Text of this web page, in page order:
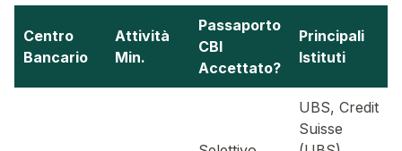
Centro
Bancario
Attività
Min.
Passaporto
CBI
Accettato?
Principali
Istituti
UBS, Credit
Suisse